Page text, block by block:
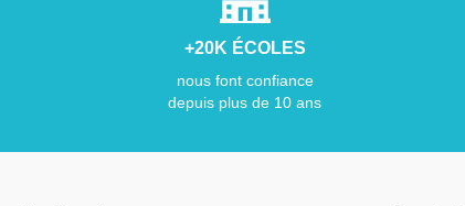
+20K ÉCOLES
nous font confiance
depuis plus de 10 ans